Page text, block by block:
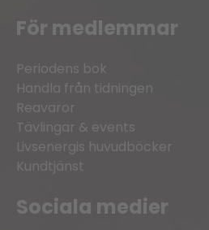
För medlemmar
Periodens bok
Handla från tidningen
Reavaror
Tävlingar & events
Livsenergis huvudböcker
Kundtjänst
Sociala medier